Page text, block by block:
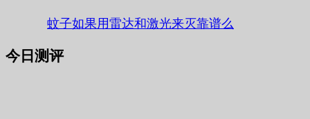
蚊子如果用雷达和激光来灭靠谱么
今日测评